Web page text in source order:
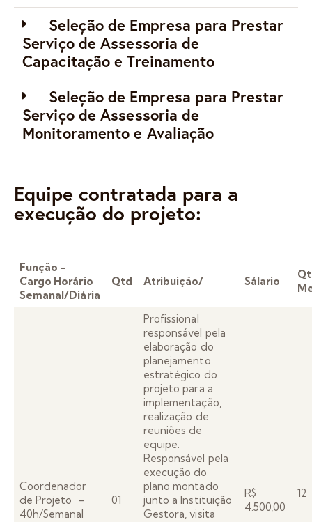
Seleção de Empresa para Prestar
Serviço de Assessoria de
Capacitação e Treinamento
Seleção de Empresa para Prestar
Serviço de Assessoria de
Monitoramento e Avaliação
Equipe contratada para a
execução do projeto:
Função –
Cargo Horário
Semanal/Diária
Qtd Atribuição/ Sálario
Coordenador
de Projeto –
40h/Semanal
01
Profissional
responsável pela
elaboração do
planejamento
estratégico do
projeto para a
implementação,
realização de
reuniões de
equipe.
Responsável pela
execução do
plano montado
junto a Instituição
Gestora, visita
R$
4.500,00